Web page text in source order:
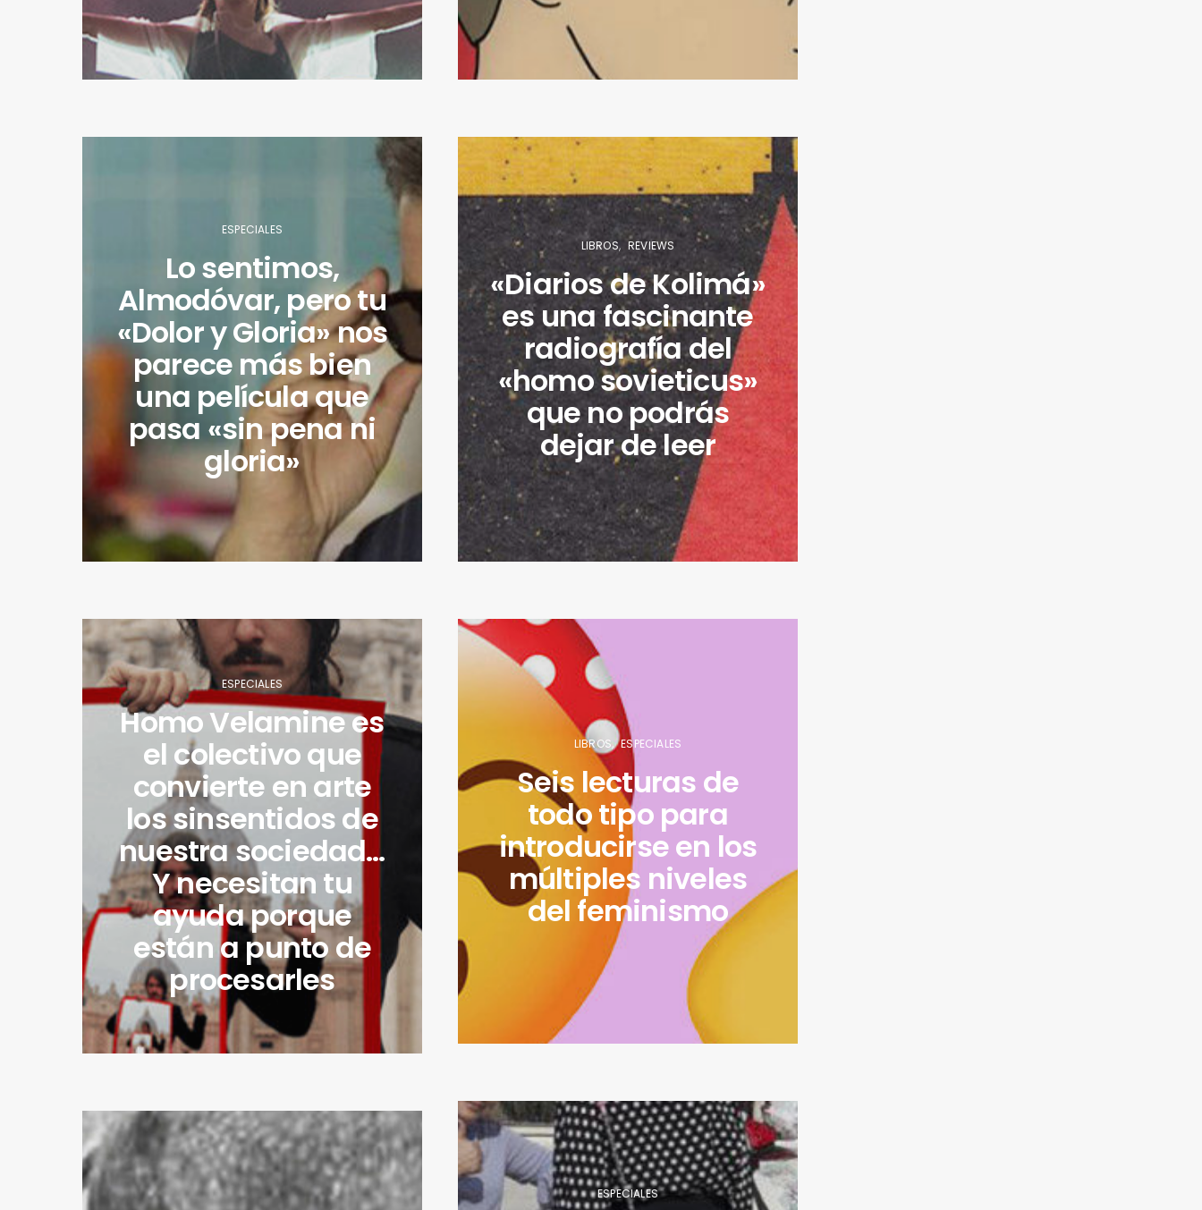
ESPECIALES
Lo sentimos,
Almodóvar, pero tu
«Dolor y Gloria» nos
parece más bien
una película que
pasa «sin pena ni
gloria»
ESPECIALES
Homo Velamine es
el colectivo que
convierte en arte
los sinsentidos de
nuestra sociedad…
Y necesitan tu
ayuda porque
están a punto de
procesarles
LIBROS REVIEWS
«Diarios de Kolimá»
es una fascinante
radiografía del
«homo sovieticus»
que no podrás
dejar de leer
LIBROS ESPECIALES
Seis lecturas de
todo tipo para
introducirse en los
múltiples niveles
del feminismo
ESPECIALES